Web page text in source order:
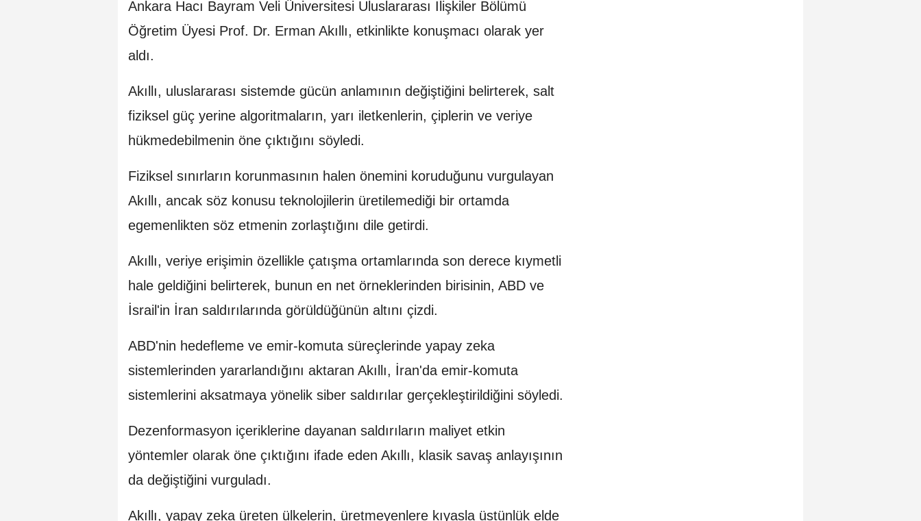
Ankara Hacı Bayram Veli Üniversitesi Uluslararası İlişkiler Bölümü
Öğretim Üyesi Prof. Dr. Erman Akıllı, etkinlikte konuşmacı olarak yer
aldı.
Akıllı, uluslararası sistemde gücün anlamının değiştiğini belirterek, salt
fiziksel güç yerine algoritmaların, yarı iletkenlerin, çiplerin ve veriye
hükmedebilmenin öne çıktığını söyledi.
Fiziksel sınırların korunmasının halen önemini koruduğunu vurgulayan
Akıllı, ancak söz konusu teknolojilerin üretilemediği bir ortamda
egemenlikten söz etmenin zorlaştığını dile getirdi.
Akıllı, veriye erişimin özellikle çatışma ortamlarında son derece kıymetli
hale geldiğini belirterek, bunun en net örneklerinden birisinin, ABD ve
İsrail'in İran saldırılarında görüldüğünün altını çizdi.
ABD'nin hedefleme ve emir-komuta süreçlerinde yapay zeka
sistemlerinden yararlandığını aktaran Akıllı, İran'da emir-komuta
sistemlerini aksatmaya yönelik siber saldırılar gerçekleştirildiğini söyledi.
Dezenformasyon içeriklerine dayanan saldırıların maliyet etkin
yöntemler olarak öne çıktığını ifade eden Akıllı, klasik savaş anlayışının
da değiştiğini vurguladı.
Akıllı, yapay zeka üreten ülkelerin, üretmeyenlere kıyasla üstünlük elde